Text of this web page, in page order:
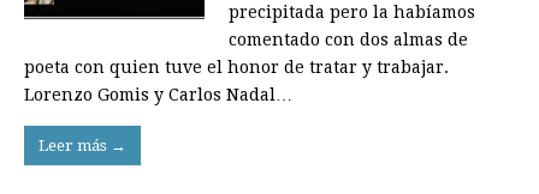
precipitada pero la habíamos
comentado con dos almas de
poeta con quien tuve el honor de tratar y trabajar.
Lorenzo Gomis y Carlos Nadal…
Leer más →